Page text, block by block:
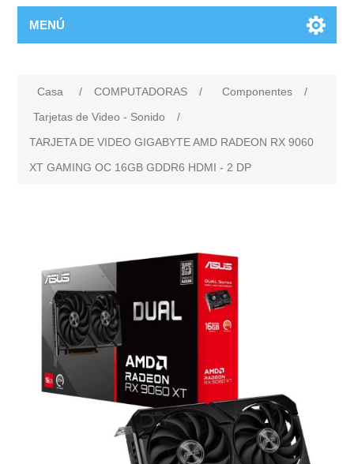
MENÚ
Casa / COMPUTADORAS / Componentes
/
Tarjetas de Video - Sonido
/
TARJETA DE VIDEO GIGABYTE AMD RADEON RX 9060
XT GAMING OC 16GB GDDR6 HDMI - 2 DP